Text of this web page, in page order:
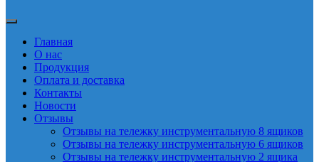
Главная
О нас
Продукция
Оплата и доставка
Контакты
Новости
Отзывы
Отзывы на тележку инструментальную 8 ящиков
Отзывы на тележку инструментальную 6 ящиков
Отзывы на тележку инструментальную 2 ящика